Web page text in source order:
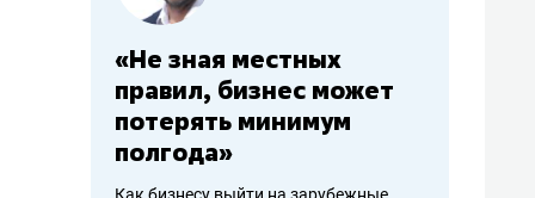
работа «Не зная местных
правил, бизнес может
потерять минимум
полгода»